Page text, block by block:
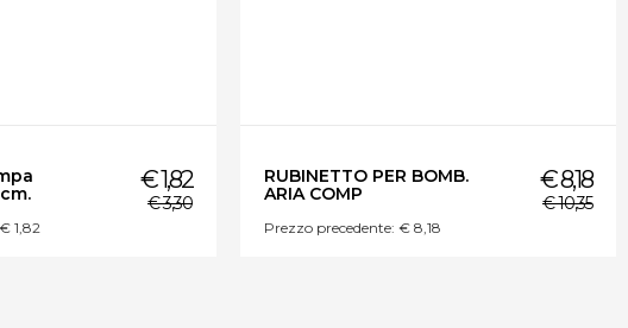
€ 1,82
€ 3,30
1,82
RUBINETTO PER BOMB.
ARIA COMP
€ 8,18
€ 10,35
Prezzo precedente: € 8,18